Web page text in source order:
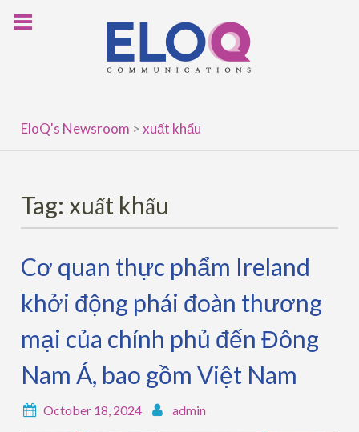
EloQ's Newsroom >xuất khẩu
Tag: xuất khẩu
Cơ quan thực phẩm Ireland
khởi động phái đoàn thương
mại của chính phủ đến Đông
Nam Á, bao gồm Việt Nam
October 18, 2024 admin